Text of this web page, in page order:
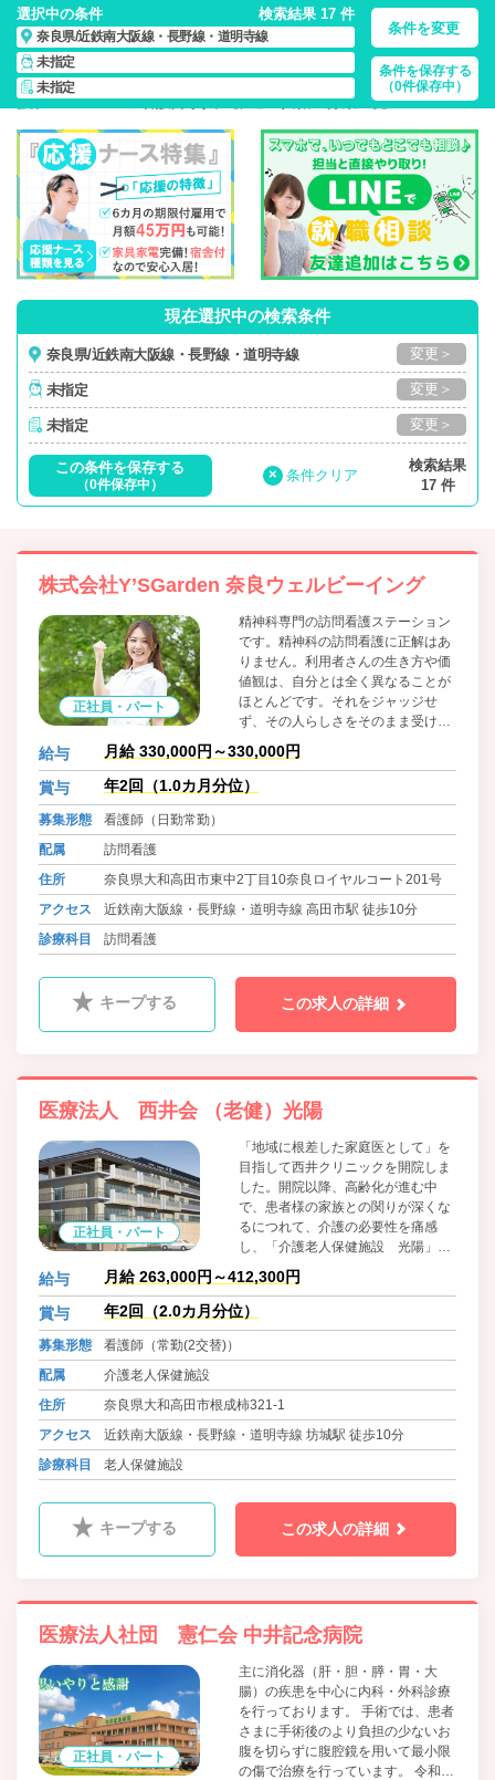
選択中の条件 検索結果 17 件
奈良県/近鉄南大阪線・長野線・道明寺線
未指定
未指定
条件を変更
条件を保存する
（0件保存中）
奈良県/近鉄南大阪線・長野線・道明寺線/正社員・パート・応
援ナース・…の 看護師求人・派遣・転職・募集一覧
現在選択中の検索条件
奈良県/近鉄南大阪線・長野線・道明寺線 変更＞
未指定 変更＞
未指定 変更＞
この条件を保存する
（0件保存中）
× 条件クリア
検索結果
17 件
株式会社Y’SGarden 奈良ウェルビーイング
正社員・パート
精神科専門の訪問看護ステーション
です。精神科の訪問看護に正解はあ
りません。利用者さんの生き方や価
値観は、自分とは全く異なることが
ほとんどです。それをジャッジせ
ず、その人らしさをそのまま受け止
めることは簡単ではないですが、そ
れができる人にとっては、これほど
やりがいのある仕事はないと思って
います。 生きる力を信じて、チーム
給与 月給 330,000円～330,000円
賞与 年2回（1.0カ月分位）
募集形態
看護師（日勤常勤）
配属
訪問看護
住所
奈良県大和高田市東中2丁目10奈良ロイヤルコート201号
アクセス
近鉄南大阪線・長野線・道明寺線 高田市駅 徒歩10分
診療科目
訪問看護
キープする この求人の詳細
医療法人 西井会 （老健）光陽
正社員・パート
「地域に根差した家庭医として」を
目指して西井クリニックを開院しま
した。開院以降、高齢化が進む中
で、患者様の家族との関りが深くな
るにつれて、介護の必要性を痛感
し、「介護老人保健施設 光陽」を
開設いたしました。提供されるサー
ビスの一つ一つは「利用者様の目標
のために」効果的なものでありたい
目指し、専門性を追求したサービス
の成長なくしてはならないものと考
え職員教育に真摯に取り組んでまい
ります。
給与 月給 263,000円～412,300円
賞与 年2回（2.0カ月分位）
募集形態
看護師（常勤(2交替)）
配属
介護老人保健施設
住所
奈良県大和高田市根成柿321-1
アクセス
近鉄南大阪線・長野線・道明寺線 坊城駅 徒歩10分
診療科目
老人保健施設
キープする この求人の詳細
医療法人社団 憲仁会 中井記念病院
正社員・パート
主に消化器（肝・胆・膵・胃・大
腸）の疾患を中心に内科・外科診療
を行っております。 手術では、患者
さまに手術後のより負担の少ないお
腹を切らずに腹腔鏡を用いて最小限
の傷で治療を行っています。 令和2